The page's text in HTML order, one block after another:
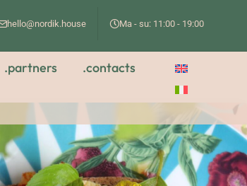
hello@nordik.house Ma - su: 11:00 - 19:00
.partners .contacts